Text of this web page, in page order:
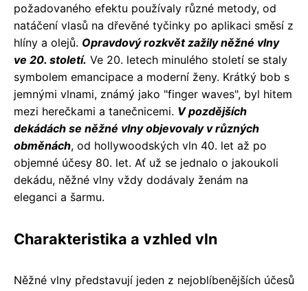
požadovaného efektu používaly různé metody, od
natáčení vlasů na dřevěné tyčinky po aplikaci směsí z
hlíny a olejů. Opravdový rozkvět zažily něžné vlny
ve 20. století. Ve 20. letech minulého století se staly
symbolem emancipace a moderní ženy. Krátký bob s
jemnými vlnami, známý jako "finger waves", byl hitem
mezi herečkami a tanečnicemi. V pozdějších
dekádách se něžné vlny objevovaly v různých
obměnách, od hollywoodských vln 40. let až po
objemné účesy 80. let. Ať už se jednalo o jakoukoli
dekádu, něžné vlny vždy dodávaly ženám na
eleganci a šarmu.
Charakteristika a vzhled vln
Něžné vlny představují jeden z nejoblíbenějších účesů